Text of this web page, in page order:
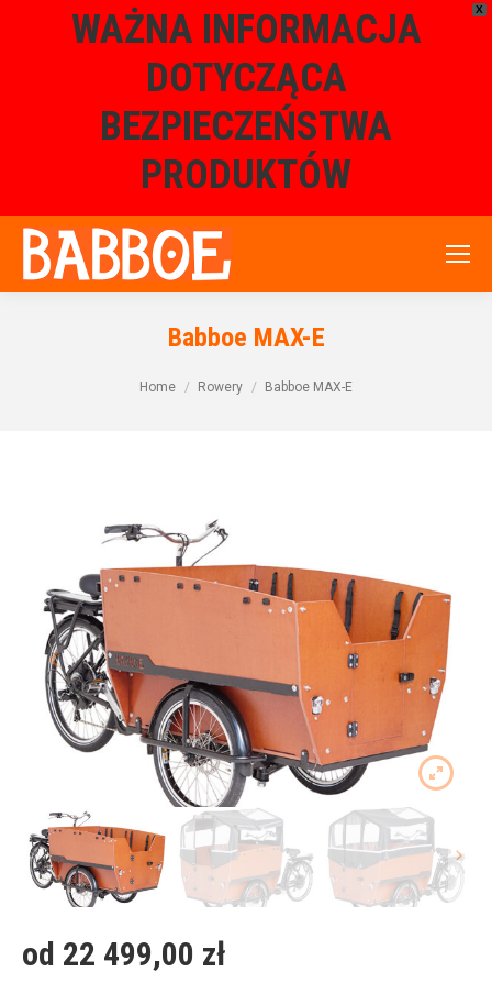
X
WAŻNA INFORMACJA
DOTYCZĄCA
BEZPIECZEŃSTWA
PRODUKTÓW
Babboe MAX-E
Home Rowery Babboe MAX-E
od 22 499,00 zł